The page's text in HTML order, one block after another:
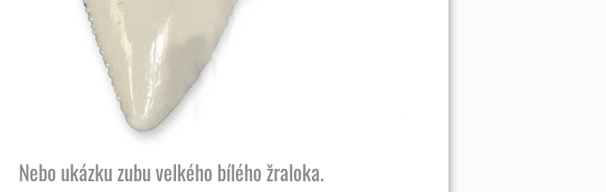
Nebo ukázku zubu velkého bílého žraloka.